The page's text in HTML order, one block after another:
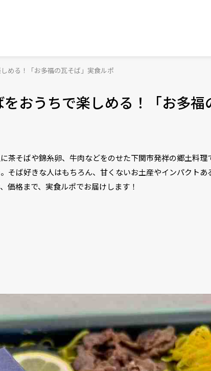
める！「お多福の瓦そば」実食ルポ
をおうちで楽しめる！「お多
茶そばや錦糸卵、牛肉などをのせた下関市発祥の郷土料理
そば好きな人はもちろん、甘くないお土産やインパクトあ
価格まで、実食ルポでお届けします！